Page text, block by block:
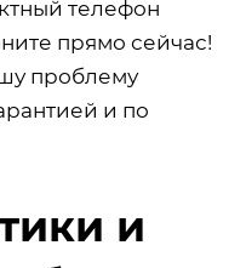
телефон
прямо сейчас!
проблему
и по
и